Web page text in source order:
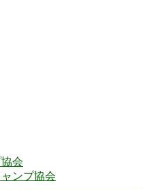
会
ンプ協会